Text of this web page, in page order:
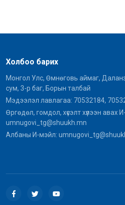
Холбоо барих
Монгол Улс, Өмнөговь аймаг,
сум, 3-р баг, Борын талбай
Мэдээлэл лавлагаа: 70532184,
Өргөдөл, гомдол, хүсэлт хүлээн авах
umnugovi_tg@shuukh.mn
Албаны И-мэйл: